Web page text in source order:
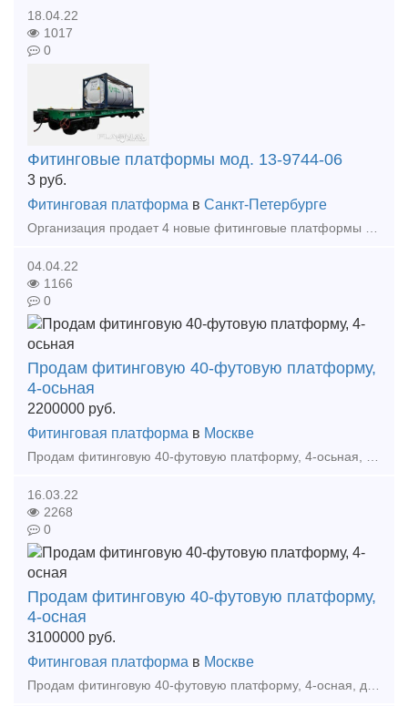
18.04.22
1017
0
Фитинговые платформы мод. 13-9744-06
3 руб.
Фитинговая платформа в Санкт-Петербурге
04.04.22
1166
0
Продам фитинговую 40-футовую платформу,
4-осьная
2200000 руб.
Фитинговая платформа в Москве
16.03.22
2268
0
Продам фитинговую 40-футовую платформу,
4-осная
3100000 руб.
Фитинговая платформа в Москве